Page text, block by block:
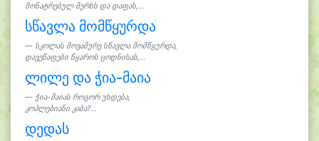
მონატრებულ მერხს და დაფას,...
სწავლა მომწყურდა
სკოლას მოვაშურე სწავლა მომწყურდა,
დავეწაფები წყაროს ცოდნისას,...
ლილე და ჭია-მაია
ჭია-მაიას როგორ უხდება,
კოპლებიანი კაბა?...
დედას